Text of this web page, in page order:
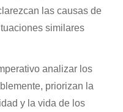
las causas de
similares
analizar los
priorizan la
y la vida de los